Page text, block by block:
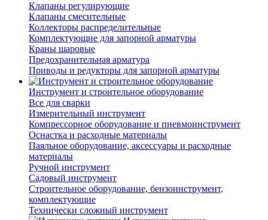
Клапаны регулирующие
Клапаны смесительные
Коллекторы распределительные
Комплектующие для запорной арматуры
Краны шаровые
Предохранительная арматура
Приводы и редукторы для запорной арматуры
Инструмент и строительное оборудование
Все для сварки
Измерительный инструмент
Компрессорное оборудование и пневмоинструмент
Оснастка и расходные материалы
Паяльное оборудование, аксессуары и расходные
материалы
Ручной инструмент
Садовый инструмент
Строительное оборудование, бензоинструмент,
комплектующие
Технически сложный инструмент